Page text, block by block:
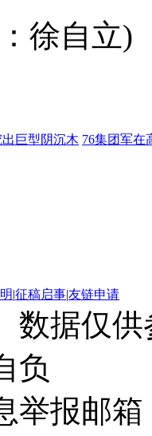
徐自立)
巨型阴沉木 76集团军在
|征稿启事|友链申请
数据仅
负
举报邮箱